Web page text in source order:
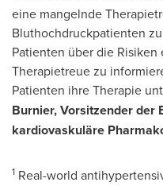
eine mangelnde
Bluthochdruckpatienten
Patienten über die
Therapietreue zu
Patienten ihre Therapie
Burnier, Vorsitzender der
kardiovaskuläre
1 Real-world